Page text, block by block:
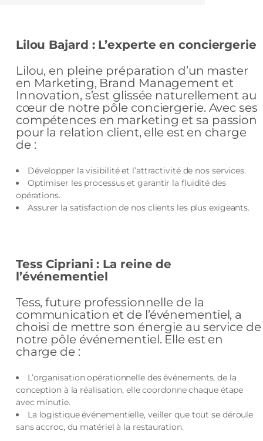
Lilou Bajard : L’experte en conciergerie
Lilou, en pleine préparation d’un master
en Marketing, Brand Management et
Innovation, s’est glissée naturellement au
cœur de notre pôle conciergerie. Avec ses
compétences en marketing et sa passion
pour la relation client, elle est en charge
de :
Développer la visibilité et l’attractivité de nos services.
Optimiser les processus et garantir la fluidité des
opérations.
Assurer la satisfaction de nos clients les plus exigeants.
Tess Cipriani : La reine de
l’événementiel
Tess, future professionnelle de la
communication et de l’événementiel, a
choisi de mettre son énergie au service de
notre pôle événementiel. Elle est en
charge de :
L’organisation opérationnelle des événements, de la
conception à la réalisation, elle coordonne chaque étape
avec minutie.
La logistique événementielle, veiller que tout se déroule
sans accroc, du matériel à la restauration.